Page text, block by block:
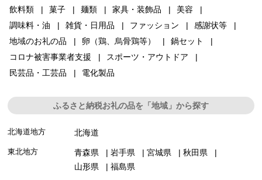
飲料類
菓子 麺類 家具・装飾品
美容
調味料・油
雑貨・日用品 ファッション
感謝状等
地域のお礼の品
卵（鶏、烏骨鶏等）
鍋セット
コロナ被害事業者支援
スポーツ・アウトドア
民芸品・工芸品
電化製品
ふるさと納税お礼の品を「地域」から探す
北海道地方 北海道
東北地方 青森県 岩手県 宮城県
秋田県
山形県
福島県